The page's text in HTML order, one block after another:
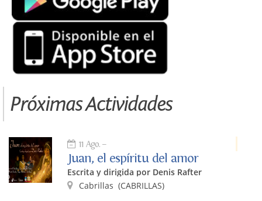
Próximas Actividades
11 Ago.
Juan, el espíritu del amor
Escrita y dirigida por Denis Rafter
Cabrillas (CABRILLAS)